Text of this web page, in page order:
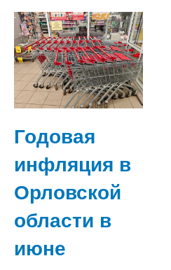
Годовая
инфляция в
Орловской
области в
июне